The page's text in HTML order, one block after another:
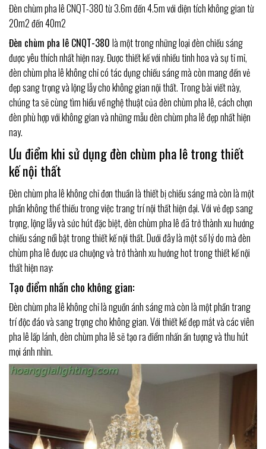
Đèn chùm pha lê CNQT-380 từ 3.6m đến 4.5m với diện tích không gian từ
20m2 đến 40m2
Đèn chùm pha lê CNQT-380 là một trong những loại đèn chiếu sáng
được yêu thích nhất hiện nay. Được thiết kế với nhiều tinh hoa và sự tỉ mỉ,
đèn chùm pha lê không chỉ có tác dụng chiếu sáng mà còn mang đến vẻ
đẹp sang trọng và lộng lẫy cho không gian nội thất. Trong bài viết này,
chúng ta sẽ cùng tìm hiểu về nghệ thuật của đèn chùm pha lê, cách chọn
đèn phù hợp với không gian và những mẫu đèn chùm pha lê đẹp nhất hiện
nay.
Ưu điểm khi sử dụng đèn chùm pha lê trong thiết
kế nội thất
Đèn chùm pha lê không chỉ đơn thuần là thiết bị chiếu sáng mà còn là một
phần không thể thiếu trong việc trang trí nội thất hiện đại. Với vẻ đẹp sang
trọng, lộng lẫy và sức hút đặc biệt, đèn chùm pha lê đã trở thành xu hướng
chiếu sáng nổi bật trong thiết kế nội thất. Dưới đây là một số lý do mà đèn
chùm pha lê được ưa chuộng và trở thành xu hướng hot trong thiết kế nội
thất hiện nay:
Tạo điểm nhấn cho không gian:
Đèn chùm pha lê không chỉ là nguồn ánh sáng mà còn là một phần trang
trí độc đáo và sang trọng cho không gian. Với thiết kế đẹp mắt và các viên
pha lê lấp lánh, đèn chùm pha lê sẽ tạo ra điểm nhấn ấn tượng và thu hút
mọi ánh nhìn.